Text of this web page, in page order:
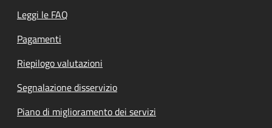
Leggi le FAQ
Pagamenti
Riepilogo valutazioni
Segnalazione disservizio
Piano di miglioramento dei servizi